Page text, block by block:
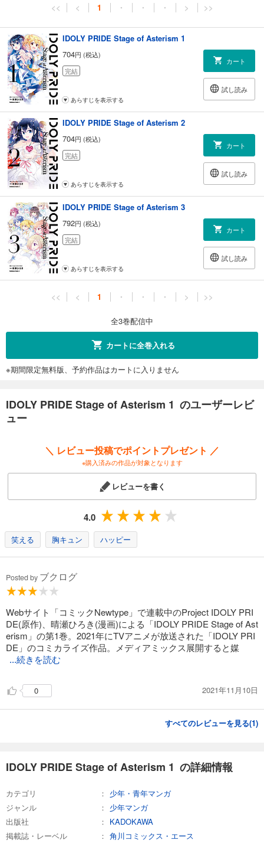
<< < 1 ・ ・ ・ > >>
IDOLY PRIDE Stage of Asterism 1
704円 (税込)
完結
カート
試し読み
あらすじを表示する
IDOLY PRIDE Stage of Asterism 2
704円 (税込)
完結
カート
試し読み
あらすじを表示する
IDOLY PRIDE Stage of Asterism 3
792円 (税込)
完結
カート
試し読み
あらすじを表示する
<< < 1 ・ ・ ・ > >>
全3巻配信中
カートに全巻入れる
※期間限定無料版、予約作品はカートに入りません
IDOLY PRIDE Stage of Asterism 1 のユーザーレビ
ュー
＼ レビュー投稿でポイントプレゼント ／
※購入済みの作品が対象となります
レビューを書く
4.0
笑える 胸キュン ハッピー
Posted by ブクログ
Webサイト「コミックNewtype」で連載中のProject IDOLY PRI
DE(原作)、晴瀬ひろき(漫画)による「IDOLY PRIDE Stage of Ast
erism」の第1巻。2021年にTVアニメが放送された「IDOLY PRI
DE」のコミカライズ作品。メディアミックス展開すると媒
...続きを読む
0 2021年11月10日
すべてのレビューを見る(1)
IDOLY PRIDE Stage of Asterism 1 の詳細情報
カテゴリ
少年・青年マンガ
ジャンル
少年マンガ
出版社
KADOKAWA
掲載誌・レーベル
角川コミックス・エース